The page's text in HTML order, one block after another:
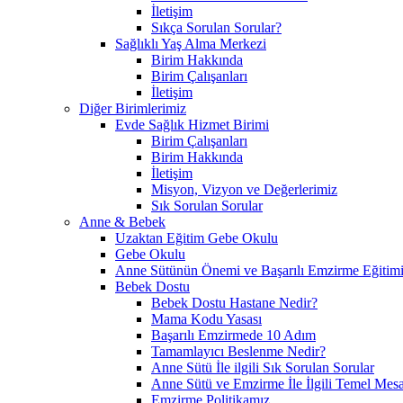
İletişim
Sıkça Sorulan Sorular?
Sağlıklı Yaş Alma Merkezi
Birim Hakkında
Birim Çalışanları
İletişim
Diğer Birimlerimiz
Evde Sağlık Hizmet Birimi
Birim Çalışanları
Birim Hakkında
İletişim
Misyon, Vizyon ve Değerlerimiz
Sık Sorulan Sorular
Anne & Bebek
Uzaktan Eğitim Gebe Okulu
Gebe Okulu
Anne Sütünün Önemi ve Başarılı Emzirme Eğitimi
Bebek Dostu
Bebek Dostu Hastane Nedir?
Mama Kodu Yasası
Başarılı Emzirmede 10 Adım
Tamamlayıcı Beslenme Nedir?
Anne Sütü İle ilgili Sık Sorulan Sorular
Anne Sütü ve Emzirme İle İlgili Temel
Emzirme Politikamız